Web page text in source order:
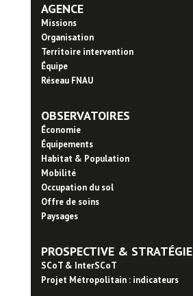
AGENCE
Missions
Organisation
Territoire intervention
Équipe
Réseau FNAU
OBSERVATOIRES
Économie
Équipements
Habitat & Population
Mobilité
Occupation du sol
Offre de soins
Paysages
PROSPECTIVE & STRATÉGIE
SCoT & InterSCoT
Projet Métropolitain : indicateurs